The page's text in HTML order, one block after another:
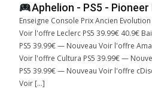
Aphelion - PS5 -
Enseigne Console Prix Ancien
Voir l'offre Leclerc PS5 39.99€ 40.9€
PS5 39.99€ — Nouveau Voir l'offre
Voir l'offre Cultura PS5 39.99€ —
PS5 39.99€ — Nouveau Voir l'offre
Voir […]